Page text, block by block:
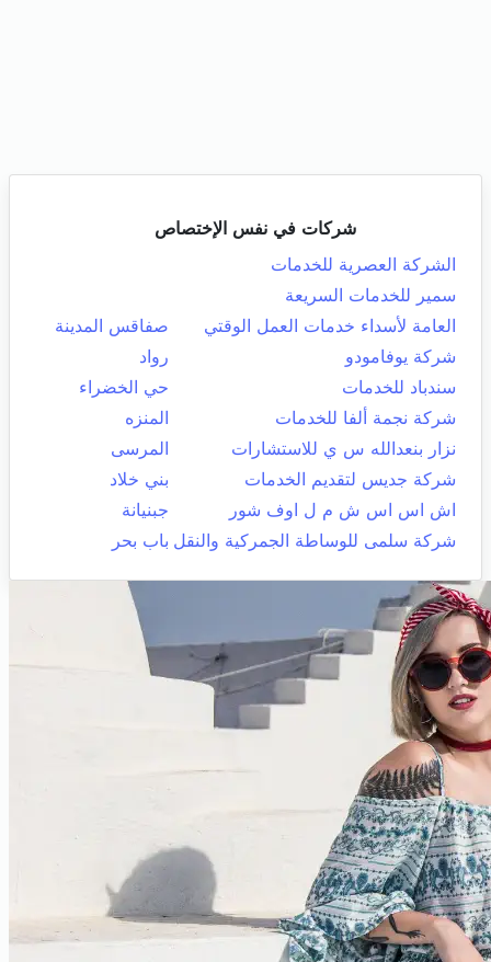
شركات في نفس الإختصاص
الشركة العصرية للخدمات
سمير للخدمات السريعة
العامة لأسداء خدمات العمل الوقتي
صفاقس المدينة
شركة يوفامودو
رواد
سندباد للخدمات
حي الخضراء
شركة نجمة ألفا للخدمات
المنزه
نزار بنعدالله س ي للاستشارات
المرسى
شركة جديس لتقديم الخدمات
بني خلاد
اش اس اس ش م ل اوف شور
جبنيانة
شركة سلمى للوساطة الجمركية والنقل باب بحر